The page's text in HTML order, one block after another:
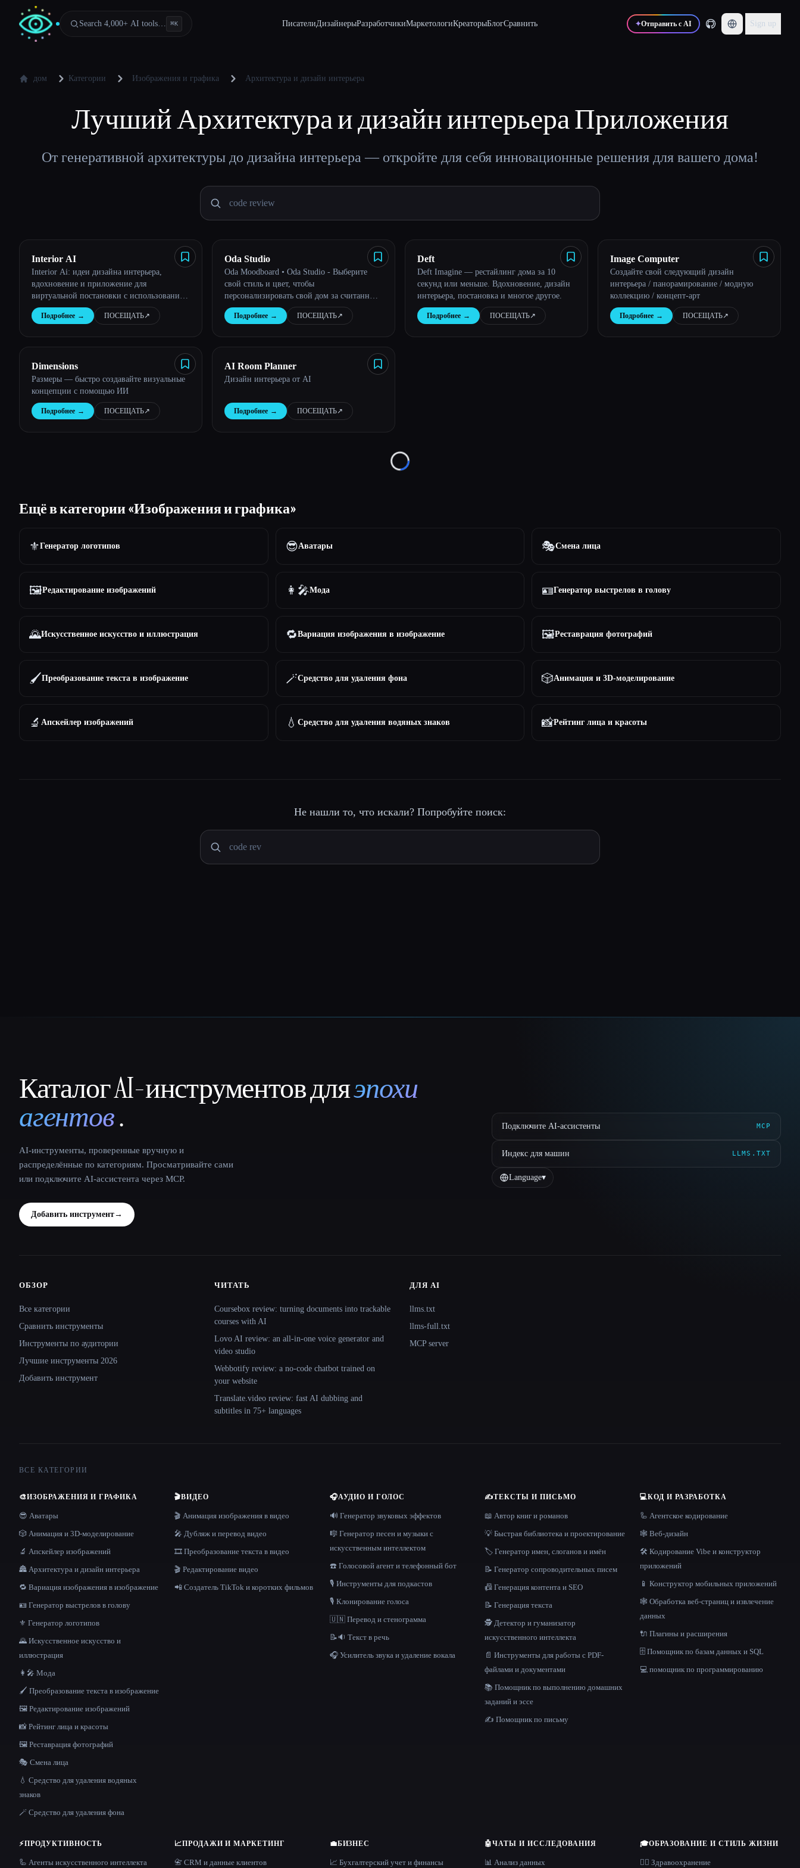
Search 4,000+ AI tools… ⌘K ПисателиДизайнерыРазработчикиМаркетологиКреаторыБлогСравнить ✦Отправить с AI Sign up
дом Категории Изображения и графика Архитектура и дизайн интерьера
ЛучшийАрхитектура и дизайн интерьераПриложения
От генеративной архитектуры до дизайна интерьера — откройте для себя инновационные решения для вашего дома!
Interior AI
Interior Ai: идеи дизайна интерьера,
вдохновение и приложение для
виртуальной постановки с использованием
искусственного интеллекта
Подробнее → ПОСЕЩАТЬ↗︎
Oda Studio
Oda Moodboard • Oda Studio - Выберите
свой стиль и цвет, чтобы
персонализировать свой дом за считанные
секунды с помощью искусственного
интеллекта.
Подробнее → ПОСЕЩАТЬ↗︎
Deft
Deft Imagine — рестайлинг дома за 10
секунд или меньше. Вдохновение, дизайн
интерьера, постановка и многое другое.
Подробнее → ПОСЕЩАТЬ↗︎
Image Computer
Создайте свой следующий дизайн
интерьера / панорамирование / модную
коллекцию / концепт-арт
Подробнее → ПОСЕЩАТЬ↗︎
Dimensions
Размеры — быстро создавайте визуальные
концепции с помощью ИИ
Подробнее → ПОСЕЩАТЬ↗︎
AI Room Planner
Дизайн интерьера от AI
Подробнее → ПОСЕЩАТЬ↗︎
Loading...
Ещё в категории «Изображения и графика»
⚜️Генератор логотипов 😎Аватары 🎭Смена лица
🖼️Редактирование изображений 👩‍🎤Мода 🪪Генератор выстрелов в голову
🌄Искусственное искусство и иллюстрация 🔁Вариация изображения в изображение 🖼️Реставрация фотографий
🖌️Преобразование текста в изображение 🪄Средство для удаления фона 🎲Анимация и 3D-моделирование
🔬 Апскейлер изображений 💧 Средство для удаления водяных знаков 📸Рейтинг лица и красоты
Не нашли то, что искали? Попробуйте поиск:
That AI Collection
Каталог AI-инструментов дляэпохи
агентов.
AI-инструменты, проверенные вручную и
распределённые по категориям. Просматривайте сами
или подключите AI-ассистента через MCP.
Добавить инструмент→
Подключите AI-ассистенты MCP
Индекс для машин LLMS.TXT
Language▾
Site navigation
ОБЗОР
Все категории
Сравнить инструменты
Инструменты по аудитории
Лучшие инструменты 2026
Добавить инструмент
ЧИТАТЬ
Coursebox review: turning documents into trackable
courses with AI
Lovo AI review: an all-in-one voice generator and
video studio
Webbotify review: a no-code chatbot trained on
your website
Translate.video review: fast AI dubbing and
subtitles in 75+ languages
ДЛЯ AI
llms.txt
llms-full.txt
MCP server
ВСЕ КАТЕГОРИИ
🎨ИЗОБРАЖЕНИЯ И ГРАФИКА
😎 Аватары
🎲 Анимация и 3D-моделирование
🔬 Апскейлер изображений
🏯 Архитектура и дизайн интерьера
🔁 Вариация изображения в изображение
🪪 Генератор выстрелов в голову
⚜️ Генератор логотипов
🌄 Искусственное искусство и
иллюстрация
👩‍🎤 Мода
🖌️ Преобразование текста в изображение
🖼️ Редактирование изображений
📸 Рейтинг лица и красоты
🖼️ Реставрация фотографий
🎭 Смена лица
💧 Средство для удаления водяных
знаков
🪄 Средство для удаления фона
🎬ВИДЕО
🎬 Анимация изображения в видео
🎤 Дубляж и перевод видео
🎞️ Преобразование текста в видео
🎬 Редактирование видео
📲 Создатель TikTok и коротких фильмов
🎧АУДИО И ГОЛОС
🔊 Генератор звуковых эффектов
🎼 Генератор песен и музыки с
искусственным интеллектом
☎️ Голосовой агент и телефонный бот
🎙️ Инструменты для подкастов
🎙️ Клонирование голоса
🇺🇳 Перевод и стенограмма
📝🔉 Текст в речь
🎧 Усилитель звука и удаление вокала
✍️ТЕКСТЫ И ПИСЬМО
📖 Автор книг и романов
💡 Быстрая библиотека и проектирование
🏷️ Генератор имен, слоганов и имён
📝 Генератор сопроводительных писем
📠 Генерация контента и SEO
📝 Генерация текста
🕵️ Детектор и гуманизатор
искусственного интеллекта
📄 Инструменты для работы с PDF-
файлами и документами
📚 Помощник по выполнению домашних
заданий и эссе
✍️ Помощник по письму
💻КОД И РАЗРАБОТКА
🦾 Агентское кодирование
🕸 Веб-дизайн
🛠️ Кодирование Vibe и конструктор
приложений
📱 Конструктор мобильных приложений
🕸️ Обработка веб-страниц и извлечение
данных
🔌 Плагины и расширения
🗄️ Помощник по базам данных и SQL
💻 помощник по программированию
⚡ПРОДУКТИВНОСТЬ
🦾 Агенты искусственного интеллекта
📈ПРОДАЖИ И МАРКЕТИНГ
📇 CRM и данные клиентов
💼БИЗНЕС
📈 Бухгалтерский учет и финансы
🤖ЧАТЫ И ИССЛЕДОВАНИЯ
📊 Анализ данных
🎓ОБРАЗОВАНИЕ И СТИЛЬ ЖИЗНИ
👩‍⚕️ Здравоохранение